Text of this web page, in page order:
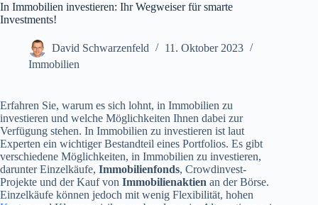
In Immobilien investieren: Ihr Wegweiser für smarte
Investments!
David Schwarzenfeld
11. Oktober 2023
Immobilien
Erfahren Sie, warum es sich lohnt, in Immobilien zu
investieren und welche Möglichkeiten Ihnen dabei zur
Verfügung stehen. In Immobilien zu investieren ist laut
Experten ein wichtiger Bestandteil eines Portfolios. Es gibt
verschiedene Möglichkeiten, in Immobilien zu investieren,
darunter Einzelkäufe, Immobilienfonds, Crowdinvest-
Projekte und der Kauf von Immobilienaktien an der Börse.
Einzelkäufe können jedoch mit wenig Flexibilität, hohen